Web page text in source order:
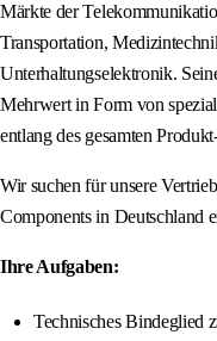
Märkte der
Transportation,
Unterhaltungselektronik.
Mehrwert in Form von
entlang des gesamten
Wir suchen für unsere
Components in Deutschland
Ihre Aufgaben:
Technisches Bindeglied